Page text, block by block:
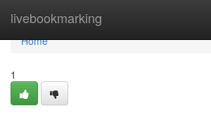
livebookmarking
Home
Home
1